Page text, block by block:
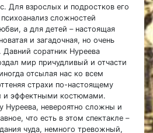
Для взрослых и подростков его
сложностей
а для детей – настоящая
и загадочная, но очень
Давний соратник Нуреева
мир причудливый и отчасти
отсылая нас ко всем
страхи по-настоящему
и эффектными костюмами.
Нуреева, невероятно сложны и
что есть в этом спектакле –
чуда, немного тревожный,